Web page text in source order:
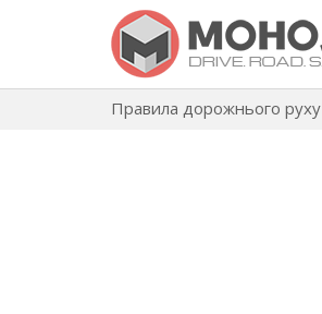
Правила дорожнього руху